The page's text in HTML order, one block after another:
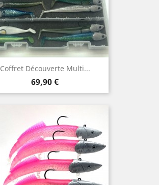
Coffret Découverte Multi...
Prix
69,90 €